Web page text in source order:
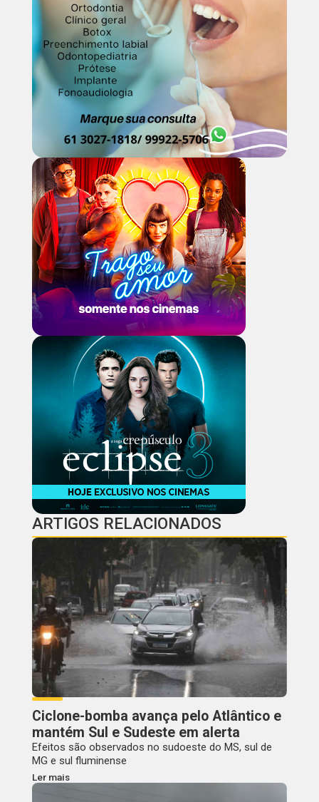
ARTIGOS RELACIONADOS
Ciclone-bomba avança pelo Atlântico e
mantém Sul e Sudeste em alerta
Efeitos são observados no sudoeste do MS, sul de
MG e sul fluminense
Ler mais